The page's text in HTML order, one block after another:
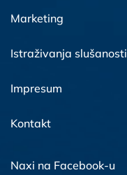
Marketing
Istraživanja slušanosti
Impresum
Kontakt
Naxi na Facebook-u